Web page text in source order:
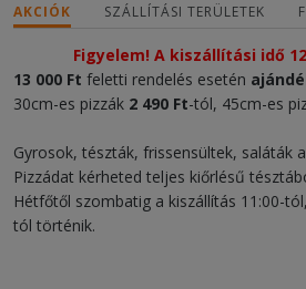
AKCIÓK SZÁLLÍTÁSI TERÜLETEK
Figyelem! A kiszállítási idő
13 000 Ft feletti rendelés esetén
30cm-es pizzák 2 490 Ft-tól, 45cm-es
Gyrosok, tészták, frissensültek, saláták
Pizzádat kérheted teljes kiőrlésű
Hétfőtől szombatig a kiszállítás 11:00-
tól történik.